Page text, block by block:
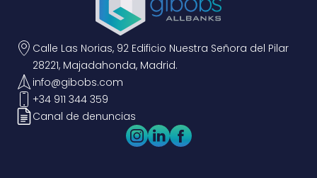
Calle Las Norias, 92 Edificio Nuestra Señora del Pilar
28221, Majadahonda, Madrid.
info@gibobs.com
+34 911 344 359
Canal de denuncias